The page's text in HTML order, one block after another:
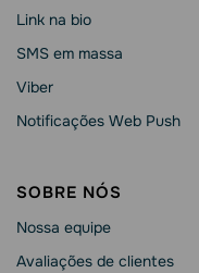
Link na bio
SMS em massa
Viber
Notificações Web Push
SOBRE NÓS
Nossa equipe
Avaliações de clientes